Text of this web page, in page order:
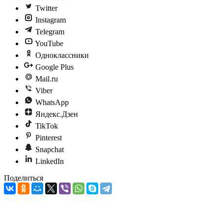
Twitter
Instagram
Telegram
YouTube
Одноклассники
Google Plus
Mail.ru
Viber
WhatsApp
Яндекс.Дзен
TikTok
Pinterest
Snapchat
LinkedIn
Поделиться